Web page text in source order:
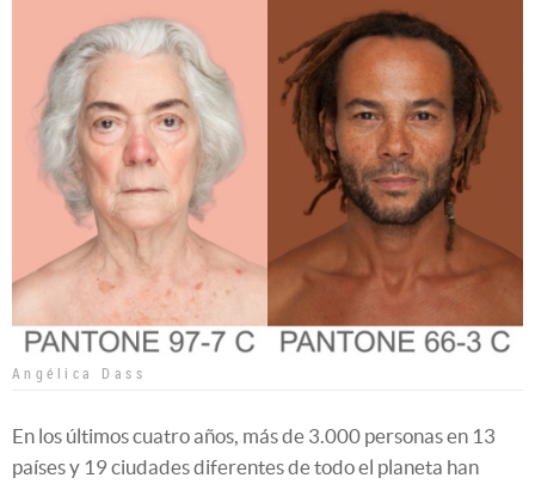
Angélica Dass
En los últimos cuatro años, más de 3.000 personas en 13
países y 19 ciudades diferentes de todo el planeta han